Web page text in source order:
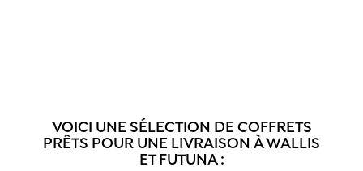
VOICI UNE SÉLECTION DE COFFRETS
PRÊTS POUR UNE LIVRAISON À WALLIS
ET FUTUNA :